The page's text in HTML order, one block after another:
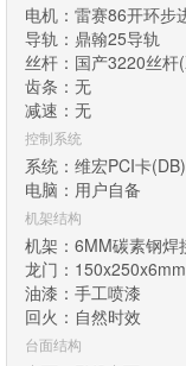
电机：雷赛86开环步
导轨：鼎翰25导轨
丝杆：国产3220丝杆
齿条：无
减速：无
控制系统
系统：维宏PCI卡(DB)
电脑：用户自备
机架结构
机架：6MM碳素钢焊
龙门：150x250x6mm
油漆：手工喷漆
回火：自然时效
台面结构